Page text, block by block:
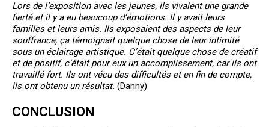
Lors de l’exposition avec les jeunes, ils vivaient une grande
fierté et il y a eu beaucoup d’émotions. Il y avait leurs
familles et leurs amis. Ils exposaient des aspects de leur
souffrance, ça témoignait quelque chose de leur intimité
sous un éclairage artistique. C’était quelque chose de créatif
et de positif, c’était pour eux un accomplissement, car ils ont
travaillé fort. Ils ont vécu des difficultés et en fin de compte,
ils ont obtenu un résultat. (Danny)
CONCLUSION